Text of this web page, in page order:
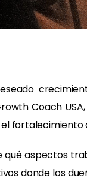
Coach
fortalecimiento
aspectos
donde los